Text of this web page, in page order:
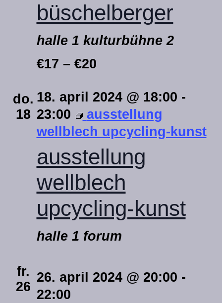
büschelberger
halle 1 kulturbühne 2
€17 – €20
do.
18
ausstellung
wellblech
upcycling-kunst
18. april 2024 @ 18:00 -
23:00
ausstellung
wellblech upcycling-kunst
halle 1 forum
fr.
26
26. april 2024 @ 20:00 -
22:00